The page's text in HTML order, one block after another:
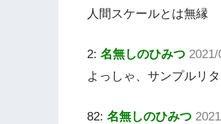
人間スケールとは無縁
2: 名無しのひみつ
よっしゃ、サンプルリタ
82: 名無しのひみつ